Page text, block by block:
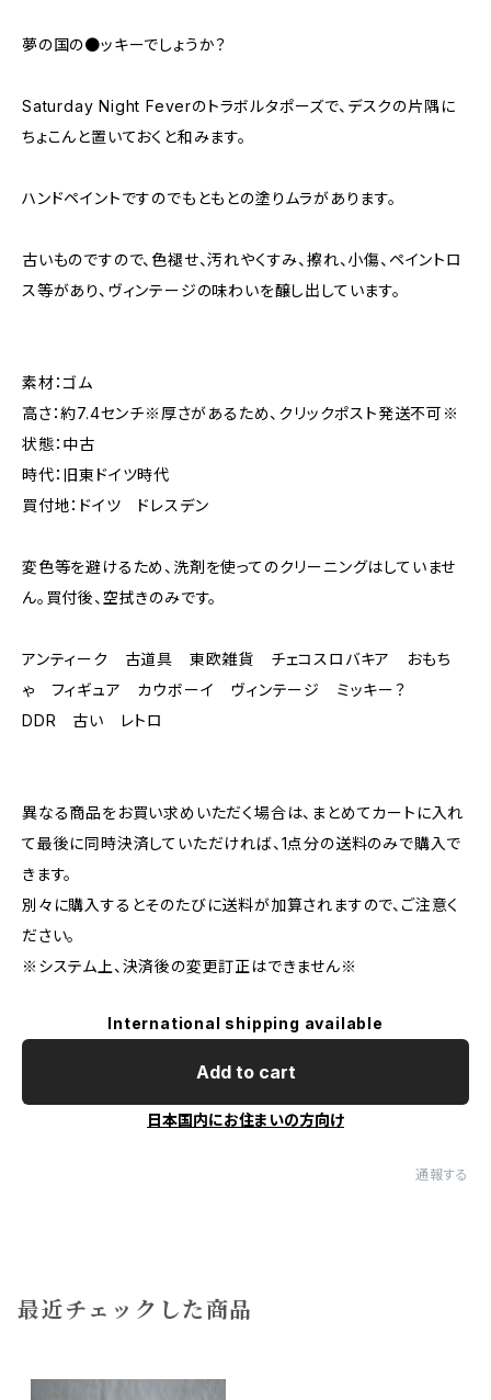
夢の国の●ッキーでしょうか？
Saturday Night Feverのトラボルタポーズで、デスクの片隅に
ちょこんと置いておくと和みます。
ハンドペイントですのでもともとの塗りムラがあります。
古いものですので、色褪せ、汚れやくすみ、擦れ、小傷、ペイントロ
ス等があり、ヴィンテージの味わいを醸し出しています。
素材：ゴム
高さ：約7.4センチ※厚さがあるため、クリックポスト発送不可※
状態：中古
時代：旧東ドイツ時代
買付地：ドイツ ドレスデン
変色等を避けるため、洗剤を使ってのクリーニングはしていませ
ん。買付後、空拭きのみです。
アンティーク 古道具 東欧雑貨 チェコスロバキア おもち
ゃ フィギュア カウボーイ ヴィンテージ ミッキー？
DDR 古い レトロ
異なる商品をお買い求めいただく場合は、まとめてカートに入れ
て最後に同時決済していただければ、1点分の送料のみで購入で
きます。
別々に購入するとそのたびに送料が加算されますので、ご注意く
ださい。
※システム上、決済後の変更訂正はできません※
International shipping available
Add to cart
日本国内にお住まいの方向け
通報する
最近チェックした商品